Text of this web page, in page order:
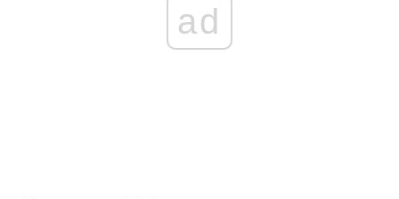
ad